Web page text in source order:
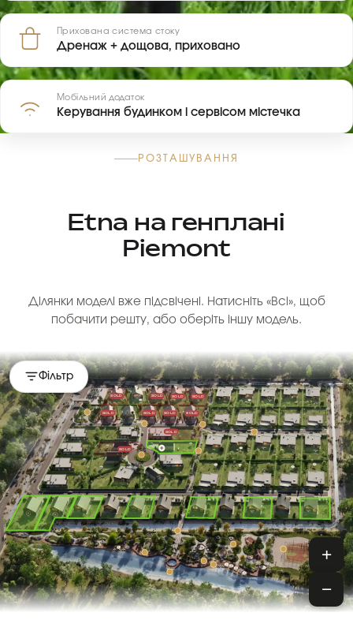
Прихована система стоку
Дренаж + дощова, приховано
Мобільний додаток
Керування будинком і сервісом містечка
РОЗТАШУВАННЯ
Etna на генплані
Piemont
Ділянки моделі вже підсвічені. Натисніть «Всі», щоб
побачити решту, або оберіть іншу модель.
SOLD SOLD SOLD SOLD
SOLD SOLD SOLD SOLD
SOLD
SOLD
Фільтр
+
−